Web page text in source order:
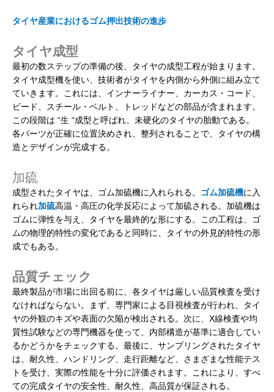
タイヤ産業におけるゴム押出技術の進歩
タイヤ成型
最初の数ステップの準備の後、タイヤの成型工程が始まります。
タイヤ成型機を使い、技術者がタイヤを内側から外側に組み立て
ていきます。これには、インナーライナー、カーカス・コード、
ビード、スチール・ベルト、トレッドなどの部品が含まれます。
この段階は “生 “成型と呼ばれ、未硬化のタイヤの胎動である。
各パーツが正確に位置決めされ、整列されることで、タイヤの構
造とデザインが完成する。
加硫
成型されたタイヤは、ゴム加硫機に入れられる。 ゴム加硫機に入
れられ加硫高温・高圧の化学反応によって加硫される。加硫機は
ゴムに弾性を与え、タイヤを最終的な形にする。この工程は、ゴ
ムの物理的特性の変化であると同時に、タイヤの外見的特性の形
成でもある。
品質チェック
最終製品が市場に出回る前に、各タイヤは厳しい品質検査を受け
なければならない。まず、専門家による目視検査が行われ、タイ
ヤの外観のキズや表面の欠陥が検出される。次に、X線検査や均
質性試験などの専門機器を使って、内部構造が基準に適合してい
るかどうかをチェックする。最後に、サンプリングされたタイヤ
は、耐久性、ハンドリング、走行距離など、さまざまな性能テス
トを受け、実際の性能を十分に評価されます。これにより、すべ
ての完成タイヤの安全性、耐久性、高品質が保証される。